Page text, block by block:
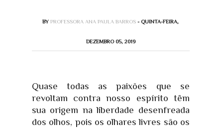
BYPROFESSORA ANA PAULA BARROS- QUINTA-FEIRA,
DEZEMBRO 05, 2019
Quase todas as paixões que se
revoltam contra nosso espírito têm
sua origem na liberdade desenfreada
dos olhos, pois os olhares livres são os